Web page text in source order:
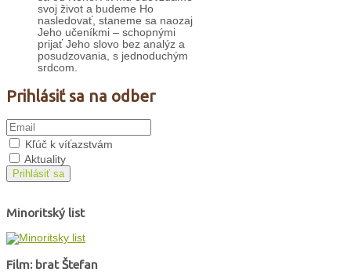
svoj život a budeme Ho
nasledovať, staneme sa naozaj
Jeho učeníkmi – schopnými
prijať Jeho slovo bez analýz a
posudzovania, s jednoduchým
srdcom.
Prihlásiť sa na odber
Kľúč k víťazstvám
Aktuality
Prihlásiť sa
Minoritský list
Film: brat Štefan